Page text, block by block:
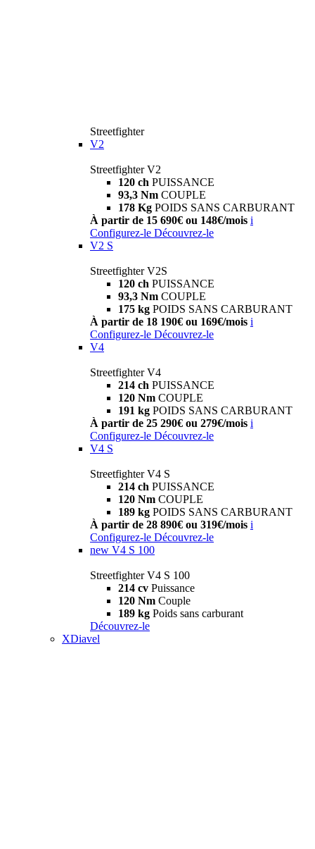
Streetfighter
V2
Streetfighter V2
120 ch PUISSANCE
93,3 Nm COUPLE
178 Kg POIDS SANS CARBURANT
À partir de 15 690€ ou 148€/mois i
Configurez-le Découvrez-le
V2 S
Streetfighter V2S
120 ch PUISSANCE
93,3 Nm COUPLE
175 kg POIDS SANS CARBURANT
À partir de 18 190€ ou 169€/mois i
Configurez-le Découvrez-le
V4
Streetfighter V4
214 ch PUISSANCE
120 Nm COUPLE
191 kg POIDS SANS CARBURANT
À partir de 25 290€ ou 279€/mois i
Configurez-le Découvrez-le
V4 S
Streetfighter V4 S
214 ch PUISSANCE
120 Nm COUPLE
189 kg POIDS SANS CARBURANT
À partir de 28 890€ ou 319€/mois i
Configurez-le Découvrez-le
new V4 S 100
Streetfighter V4 S 100
214 cv Puissance
120 Nm Couple
189 kg Poids sans carburant
Découvrez-le
XDiavel